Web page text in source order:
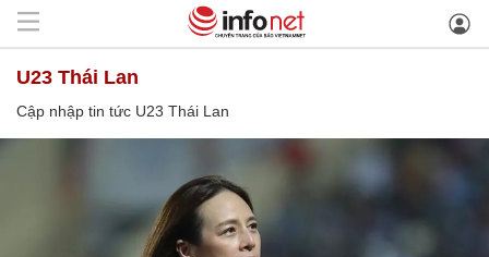
U23 Thái Lan
Cập nhập tin tức U23 Thái Lan